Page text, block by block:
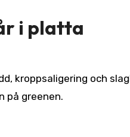
i platta
kroppsaligering och
på greenen.